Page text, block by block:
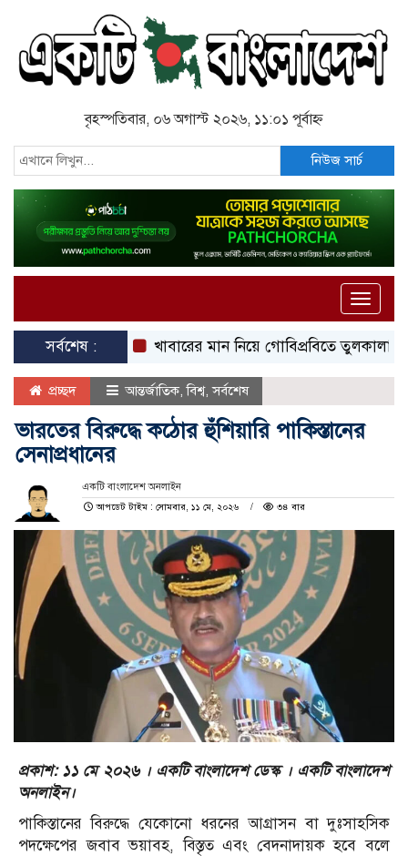
বৃহস্পতিবার, ০৬ অগাস্ট ২০২৬, ১১:০১ পূর্বাহ্ন
নিউজ সার্চ
Toggle
সর্বশেষ :
খাবারের মান নিয়ে গোবিপ্রবিতে তুলকালাম, আহত
প্রচ্ছদ আন্তর্জাতিক,বিশ্ব,সর্বশেষ
ভারতের বিরুদ্ধে কঠোর হুঁশিয়ারি পাকিস্তানের
সেনাপ্রধানের
একটি বাংলাদেশ অনলাইন
আপডেট টাইম : সোমবার, ১১ মে, ২০২৬
৩৪ বার
প্রকাশ: ১১ মে ২০২৬ । একটি বাংলাদেশ ডেস্ক । একটি বাংলাদেশ
অনলাইন।
পাকিস্তানের বিরুদ্ধে যেকোনো ধরনের আগ্রাসন বা দুঃসাহসিক
পদক্ষেপের জবাব ভয়াবহ, বিস্তৃত এবং বেদনাদায়ক হবে বলে